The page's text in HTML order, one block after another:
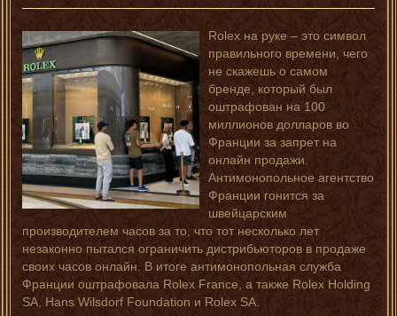
Rolex на руке – это символ
правильного времени, чего
не скажешь о самом
бренде, который был
оштрафован на 100
миллионов долларов во
Франции за запрет на
онлайн продажи.
Антимонопольное агентство
Франции гонится за
швейцарским
производителем часов за то, что тот несколько лет
незаконно пытался ограничить дистрибьюторов в продаже
своих часов онлайн. В итоге антимонопольная служба
Франции оштрафовала Rolex France, а также Rolex Holding
SA, Hans Wilsdorf Foundation и Rolex SA.